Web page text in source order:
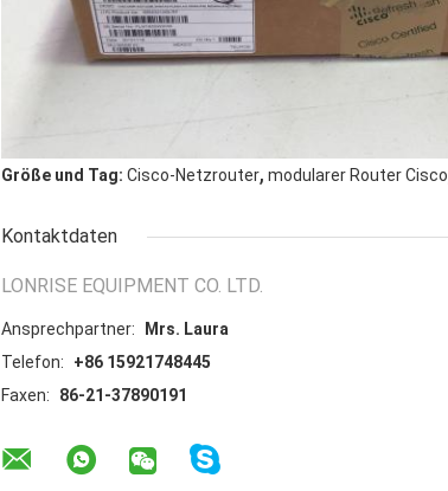
Größe und Tag: Cisco-Netzrouter, modularer Router Cisco
Kontaktdaten
LONRISE EQUIPMENT CO. LTD.
Ansprechpartner:
Mrs. Laura
Telefon:
+86 15921748445
Faxen:
86-21-37890191